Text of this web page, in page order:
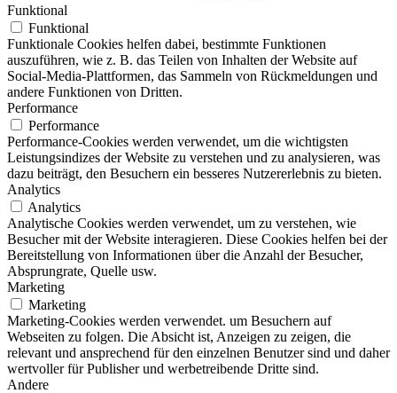
Funktional
Funktional
Funktionale Cookies helfen dabei, bestimmte Funktionen
auszuführen, wie z. B. das Teilen von Inhalten der Website auf
Social-Media-Plattformen, das Sammeln von Rückmeldungen und
andere Funktionen von Dritten.
Performance
Performance
Performance-Cookies werden verwendet, um die wichtigsten
Leistungsindizes der Website zu verstehen und zu analysieren, was
dazu beiträgt, den Besuchern ein besseres Nutzererlebnis zu bieten.
Analytics
Analytics
Analytische Cookies werden verwendet, um zu verstehen, wie
Besucher mit der Website interagieren. Diese Cookies helfen bei der
Bereitstellung von Informationen über die Anzahl der Besucher,
Absprungrate, Quelle usw.
Marketing
Marketing
Marketing-Cookies werden verwendet. um Besuchern auf
Webseiten zu folgen. Die Absicht ist, Anzeigen zu zeigen, die
relevant und ansprechend für den einzelnen Benutzer sind und daher
wertvoller für Publisher und werbetreibende Dritte sind.
Andere